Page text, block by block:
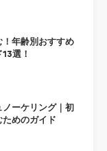
年齢別おすすめ
選！
ーケリング｜初
めのガイド